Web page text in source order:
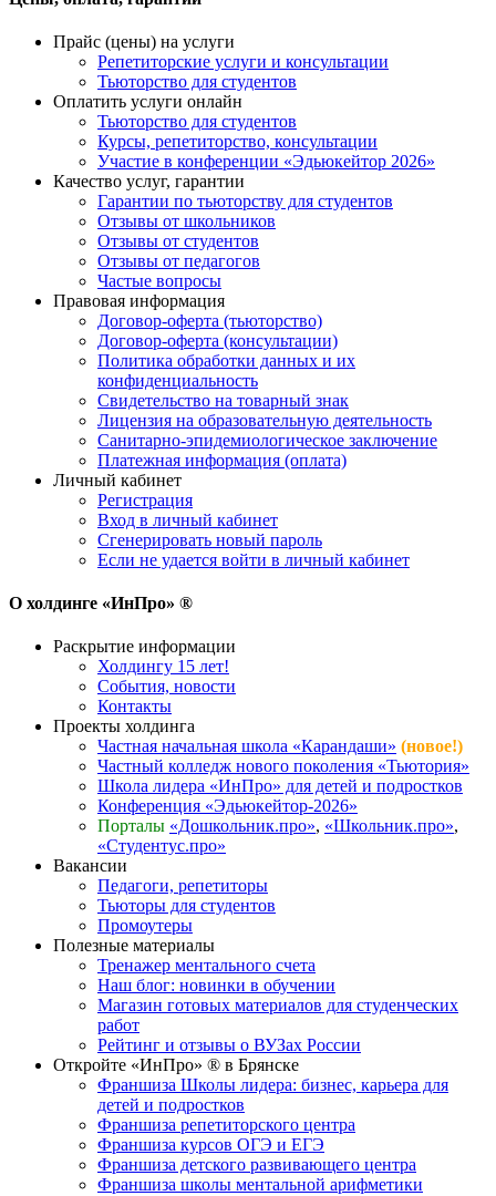
Прайс (цены) на услуги
Репетиторские услуги и консультации
Тьюторство для студентов
Оплатить услуги онлайн
Тьюторство для студентов
Курсы, репетиторство, консультации
Участие в конференции «Эдьюкейтор 2026»
Качество услуг, гарантии
Гарантии по тьюторству для студентов
Отзывы от школьников
Отзывы от студентов
Отзывы от педагогов
Частые вопросы
Правовая информация
Договор-оферта (тьюторство)
Договор-оферта (консультации)
Политика обработки данных и их
конфиденциальность
Свидетельство на товарный знак
Лицензия на образовательную деятельность
Санитарно-эпидемиологическое заключение
Платежная информация (оплата)
Личный кабинет
Регистрация
Вход в личный кабинет
Сгенерировать новый пароль
Если не удается войти в личный кабинет
О холдинге «ИнПро» ®
Раскрытие информации
Холдингу 15 лет!
События, новости
Контакты
Проекты холдинга
Частная начальная школа «Карандаши» (новое!)
Частный колледж нового поколения «Тьютория»
Школа лидера «ИнПро» для детей и подростков
Конференция «Эдьюкейтор-2026»
Порталы «Дошкольник.про», «Школьник.про»,
«Студентус.про»
Вакансии
Педагоги, репетиторы
Тьюторы для студентов
Промоутеры
Полезные материалы
Тренажер ментального счета
Наш блог: новинки в обучении
Магазин готовых материалов для студенческих
работ
Рейтинг и отзывы о ВУЗах России
Откройте «ИнПро» ® в Брянске
Франшиза Школы лидера: бизнес, карьера для
детей и подростков
Франшиза репетиторского центра
Франшиза курсов ОГЭ и ЕГЭ
Франшиза детского развивающего центра
Франшиза школы ментальной арифметики